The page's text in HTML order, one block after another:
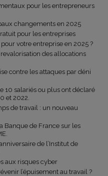
pour les entrepreneurs
changements en 2025
pour les entreprises
votre entreprise en 2025 ?
des allocations
contre les attaques par déni
10 salariés ou plus ont déclaré
et 2022.
de travail : un nouveau
Banque de France sur les
de l’Institut de
aux risques cyber
l’épuisement au travail ?